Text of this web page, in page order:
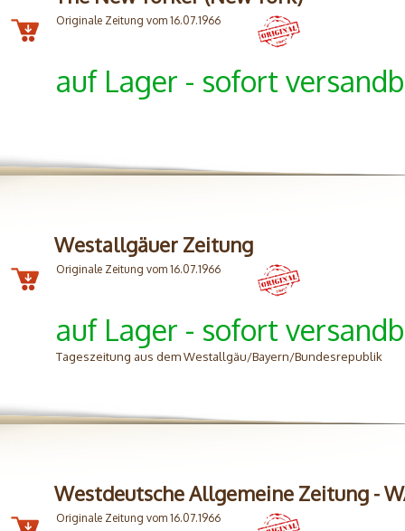
Originale Zeitung vom 16.07.1966
auf Lager - sofort
Westallgäuer Zeitung
Originale Zeitung vom 16.07.1966
auf Lager - sofort
Tageszeitung aus dem Westallgäu/Bayern/Bundesrepublik
Westdeutsche Allgemeine Zeitung -
Originale Zeitung vom 16.07.1966